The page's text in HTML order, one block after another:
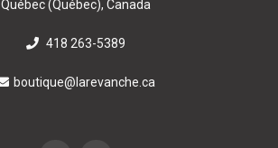
Québec (Québec), Canada
418 263-5389
boutique@larevanche.ca